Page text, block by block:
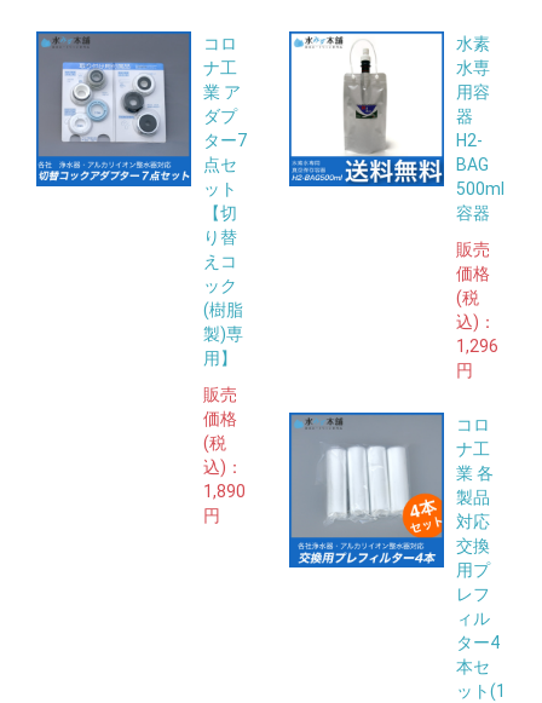
コロ
ナ工
業 ア
ダプ
ター7
点セ
ット
【切
り替
えコ
ック
(樹脂
製)専
用】
販売
価格
(税
込)：
1,890
円
水素
水専
用容
器
H2-
BAG
500ml
容器
販売
価格
(税
込)：
1,296
円
コロ
ナ工
業 各
製品
対応
交換
用プ
レフ
ィル
ター4
本セ
ット(1